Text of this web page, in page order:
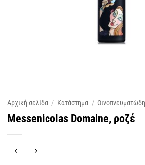
Αρχική σελίδα / Κατάστημα / Οινοπνευματώδη
Messenicolas Domaine, ροζέ